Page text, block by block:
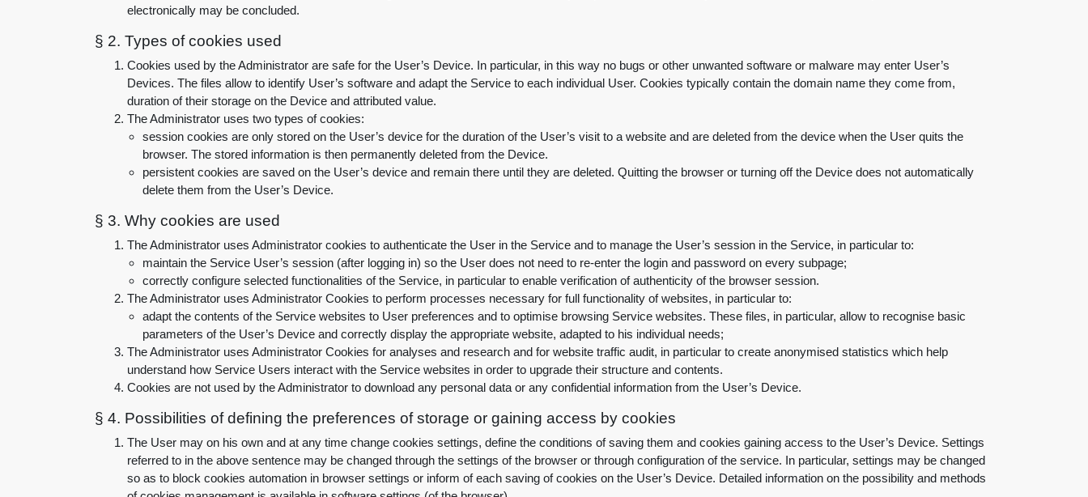
electronically may be concluded.
§ 2. Types of cookies used
Cookies used by the Administrator are safe for the User’s Device. In particular, in this way no bugs or other unwanted software or malware may enter User’s
Devices. The files allow to identify User’s software and adapt the Service to each individual User. Cookies typically contain the domain name they come from,
duration of their storage on the Device and attributed value.
The Administrator uses two types of cookies:
session cookies are only stored on the User’s device for the duration of the User’s visit to a website and are deleted from the device when the User quits the
browser. The stored information is then permanently deleted from the Device.
persistent cookies are saved on the User’s device and remain there until they are deleted. Quitting the browser or turning off the Device does not automatically
delete them from the User’s Device.
§ 3. Why cookies are used
The Administrator uses Administrator cookies to authenticate the User in the Service and to manage the User’s session in the Service, in particular to:
maintain the Service User’s session (after logging in) so the User does not need to re-enter the login and password on every subpage;
correctly configure selected functionalities of the Service, in particular to enable verification of authenticity of the browser session.
The Administrator uses Administrator Cookies to perform processes necessary for full functionality of websites, in particular to:
adapt the contents of the Service websites to User preferences and to optimise browsing Service websites. These files, in particular, allow to recognise basic
parameters of the User’s Device and correctly display the appropriate website, adapted to his individual needs;
The Administrator uses Administrator Cookies for analyses and research and for website traffic audit, in particular to create anonymised statistics which help
understand how Service Users interact with the Service websites in order to upgrade their structure and contents.
Cookies are not used by the Administrator to download any personal data or any confidential information from the User’s Device.
§ 4. Possibilities of defining the preferences of storage or gaining access by cookies
The User may on his own and at any time change cookies settings, define the conditions of saving them and cookies gaining access to the User’s Device. Settings
referred to in the above sentence may be changed through the settings of the browser or through configuration of the service. In particular, settings may be changed
so as to block cookies automation in browser settings or inform of each saving of cookies on the User’s Device. Detailed information on the possibility and methods